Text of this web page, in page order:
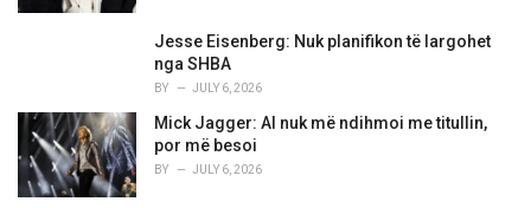
Jesse Eisenberg: Nuk planifikon të largohet
nga SHBA
BY JULY 6, 2026
Mick Jagger: AI nuk më ndihmoi me titullin,
por më besoi
BY JULY 6, 2026